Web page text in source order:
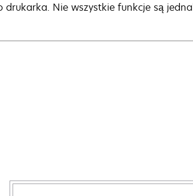
drukarka. Nie wszystkie funkcje są